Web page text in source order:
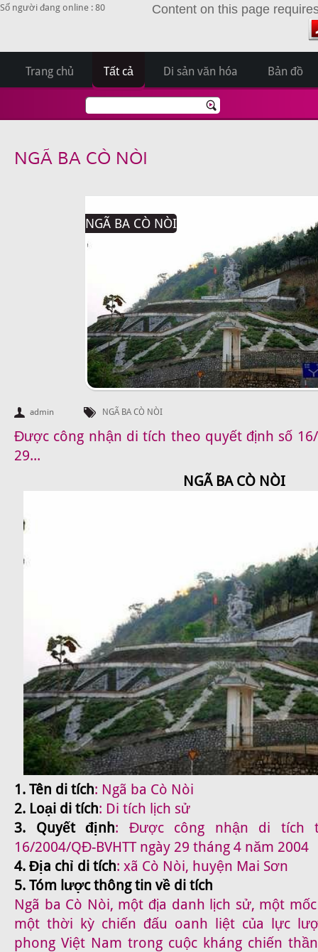
Số người đang online : 80 Content on this page
Trang chủ Tất cả Di sản văn hóa Bản đồ
NGÃ BA CÒ NÒI
NGÃ BA CÒ NÒI
admin NGÃ BA CÒ NÒI
Được công nhận di tích theo quyết định số 16/
29...
NGÃ BA CÒ NÒI
1. Tên di tích: Ngã ba Cò Nòi
2. Loại di tích: Di tích lịch sử
3. Quyết định: Được công nhận di tích
16/2004/QĐ-BVHTT ngày 29 tháng 4 năm 2004
4. Địa chỉ di tích: xã Cò Nòi, huyện Mai Sơn
5. Tóm lược thông tin về di tích
Ngã ba Cò Nòi, một địa danh lịch sử, một
một thời kỳ chiến đấu oanh liệt của lực
phong Việt Nam trong cuộc kháng chiến